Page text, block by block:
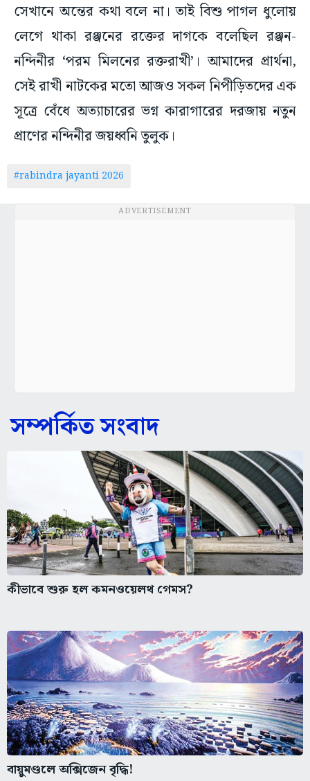
সেখানে অন্তের কথা বলে না। তাই বিশু পাগল ধুলোয়
লেগে থাকা রঞ্জনের রক্তের দাগকে বলেছিল রঞ্জন-
নন্দিনীর ‘পরম মিলনের রক্তরাখী’। আমাদের প্রার্থনা,
সেই রাখী নাটকের মতো আজও সকল নিপীড়িতদের এক
সূত্রে বেঁধে অত্যাচারের ভগ্ন কারাগারের দরজায় নতুন
প্রাণের নন্দিনীর জয়ধ্বনি তুলুক।
#rabindra jayanti 2026
ADVERTISEMENT
সম্পর্কিত সংবাদ
কীভাবে শুরু হল কমনওয়েলথ গেমস?
বায়ুমণ্ডলে অক্সিজেন বৃদ্ধি!